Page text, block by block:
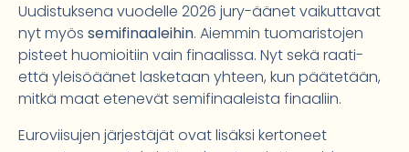
Uudistuksena vuodelle 2026 jury-äänet vaikuttavat
nyt myös semifinaaleihin. Aiemmin tuomaristojen
pisteet huomioitiin vain finaalissa. Nyt sekä raati-
että yleisöäänet lasketaan yhteen, kun päätetään,
mitkä maat etenevät semifinaaleista finaaliin.
Euroviisujen järjestäjät ovat lisäksi kertoneet